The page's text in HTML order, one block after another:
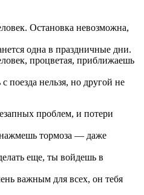
Остановка невозможна,
одна в праздничные дни.
процветая, приближаешь
поезда нельзя, но другой не
проблем, и потери
тормоза — даже
еще, ты войдешь в
важным для всех, он тебя